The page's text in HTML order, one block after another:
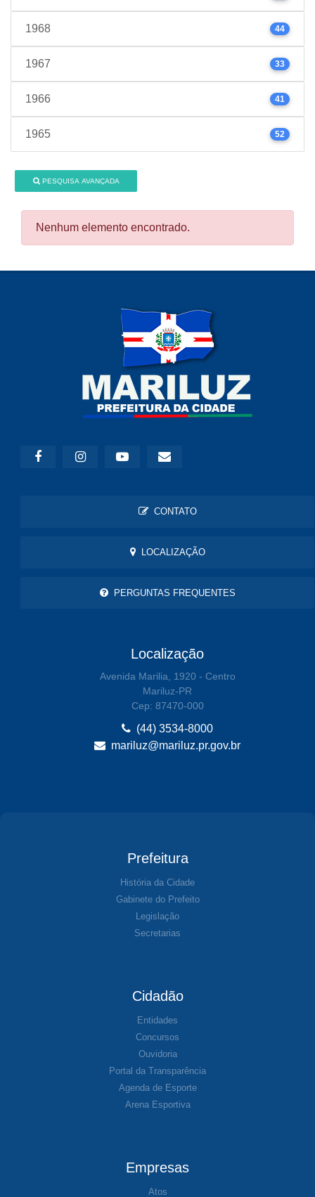
1968 44
1967 33
1966 41
1965 52
PESQUISA AVANÇADA
Nenhum elemento encontrado.
CONTATO
LOCALIZAÇÃO
PERGUNTAS FREQUENTES
Localização
Avenida Marilia, 1920 - Centro
Mariluz-PR
Cep: 87470-000
(44) 3534-8000
mariluz@mariluz.pr.gov.br
Prefeitura
História da Cidade
Gabinete do Prefeito
Legislação
Secretarias
Cidadão
Entidades
Concursos
Ouvidoria
Portal da Transparência
Agenda de Esporte
Arena Esportiva
Empresas
Atos